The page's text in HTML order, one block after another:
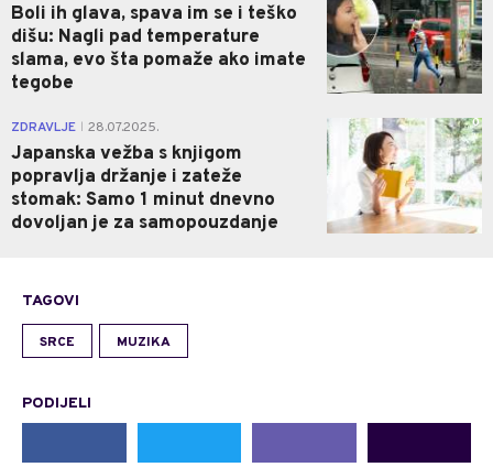
Boli ih glava, spava im se i teško
dišu: Nagli pad temperature
slama, evo šta pomaže ako imate
tegobe
ZDRAVLJE 28.07.2025.
Japanska vežba s knjigom
popravlja držanje i zateže
stomak: Samo 1 minut dnevno
dovoljan je za samopouzdanje
0
TAGOVI
SRCE MUZIKA
PODIJELI